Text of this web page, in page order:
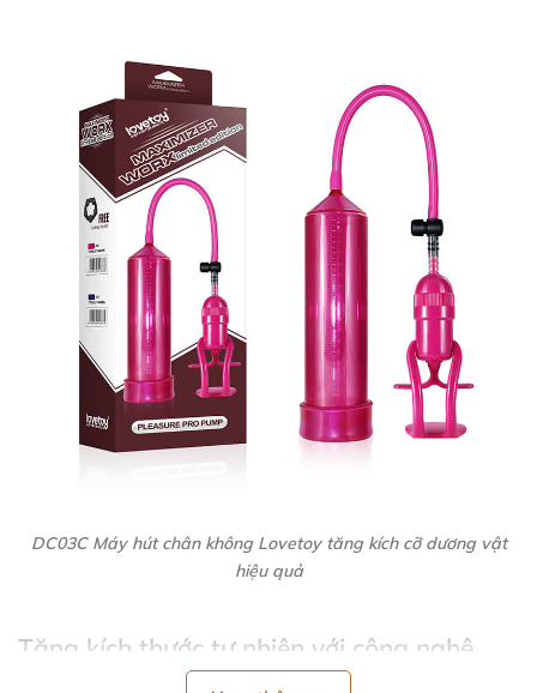
DC03C Máy hút chân không Lovetoy tăng kích cỡ dương vật
hiệu quả
Tăng kích thước tự nhiên với công nghệ
chân không hiện đại 🚀